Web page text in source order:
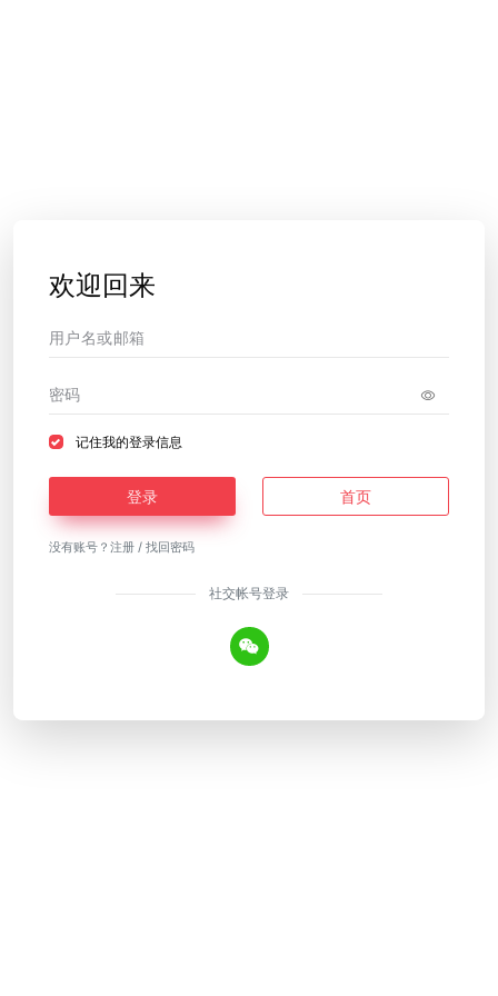
欢迎回来
记住我的登录信息
登录 首页
没有账号？ 注册 / 找回密码
社交帐号登录